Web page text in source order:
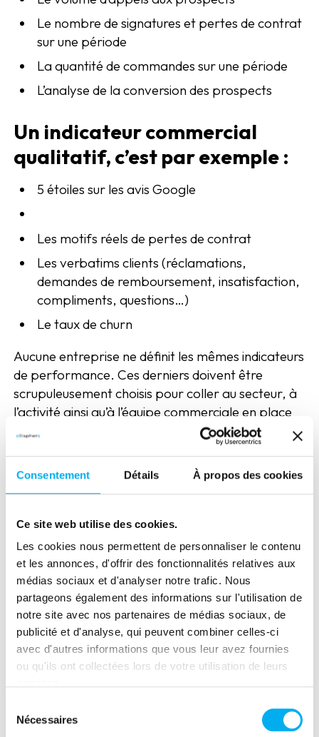
Consentement Détails À propos des cookies
Ce site web utilise des cookies.
Les cookies nous permettent de personnaliser le contenu
et les annonces, d'offrir des fonctionnalités relatives aux
médias sociaux et d'analyser notre trafic. Nous
partageons également des informations sur l'utilisation de
notre site avec nos partenaires de médias sociaux, de
publicité et d'analyse, qui peuvent combiner celles-ci
avec d'autres informations que vous leur avez fournies
ou qu'ils ont collectées lors de votre utilisation de leurs
Nécessaires
Le nombre de signatures et pertes de contrat
sur une période
La quantité de commandes sur une période
L’analyse de la conversion des prospects
Un indicateur commercial
qualitatif, c’est par exemple :
5 étoiles sur les avis Google
Les motifs réels de pertes de contrat
Les verbatims clients (réclamations,
demandes de remboursement, insatisfaction,
compliments, questions…)
Le taux de churn
Aucune entreprise ne définit les mêmes indicateurs
de performance. Ces derniers doivent être
scrupuleusement choisis pour coller au secteur, à
l’activité ainsi qu’à l’équipe commerciale en place
et ses objectifs.
Quels KPI commerciaux
définir pour optimiser sa
performance
commerciale ?
Les indicateurs de prospection
Cette liste non-exhaustive vous permettra de
déterminer s’il est nécessaire d’ajuster vos
Le nombre de prospects contactés (par